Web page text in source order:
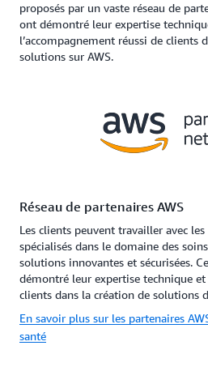
proposés par un vaste réseau de
ont démontré leur expertise
l’accompagnement réussi de clients
solutions sur AWS.
Réseau de partenaires AWS
Les clients peuvent travailler avec les
spécialisés dans le domaine des
solutions innovantes et sécurisées.
démontré leur expertise technique et
clients dans la création de solutions
En savoir plus sur les partenaires
santé